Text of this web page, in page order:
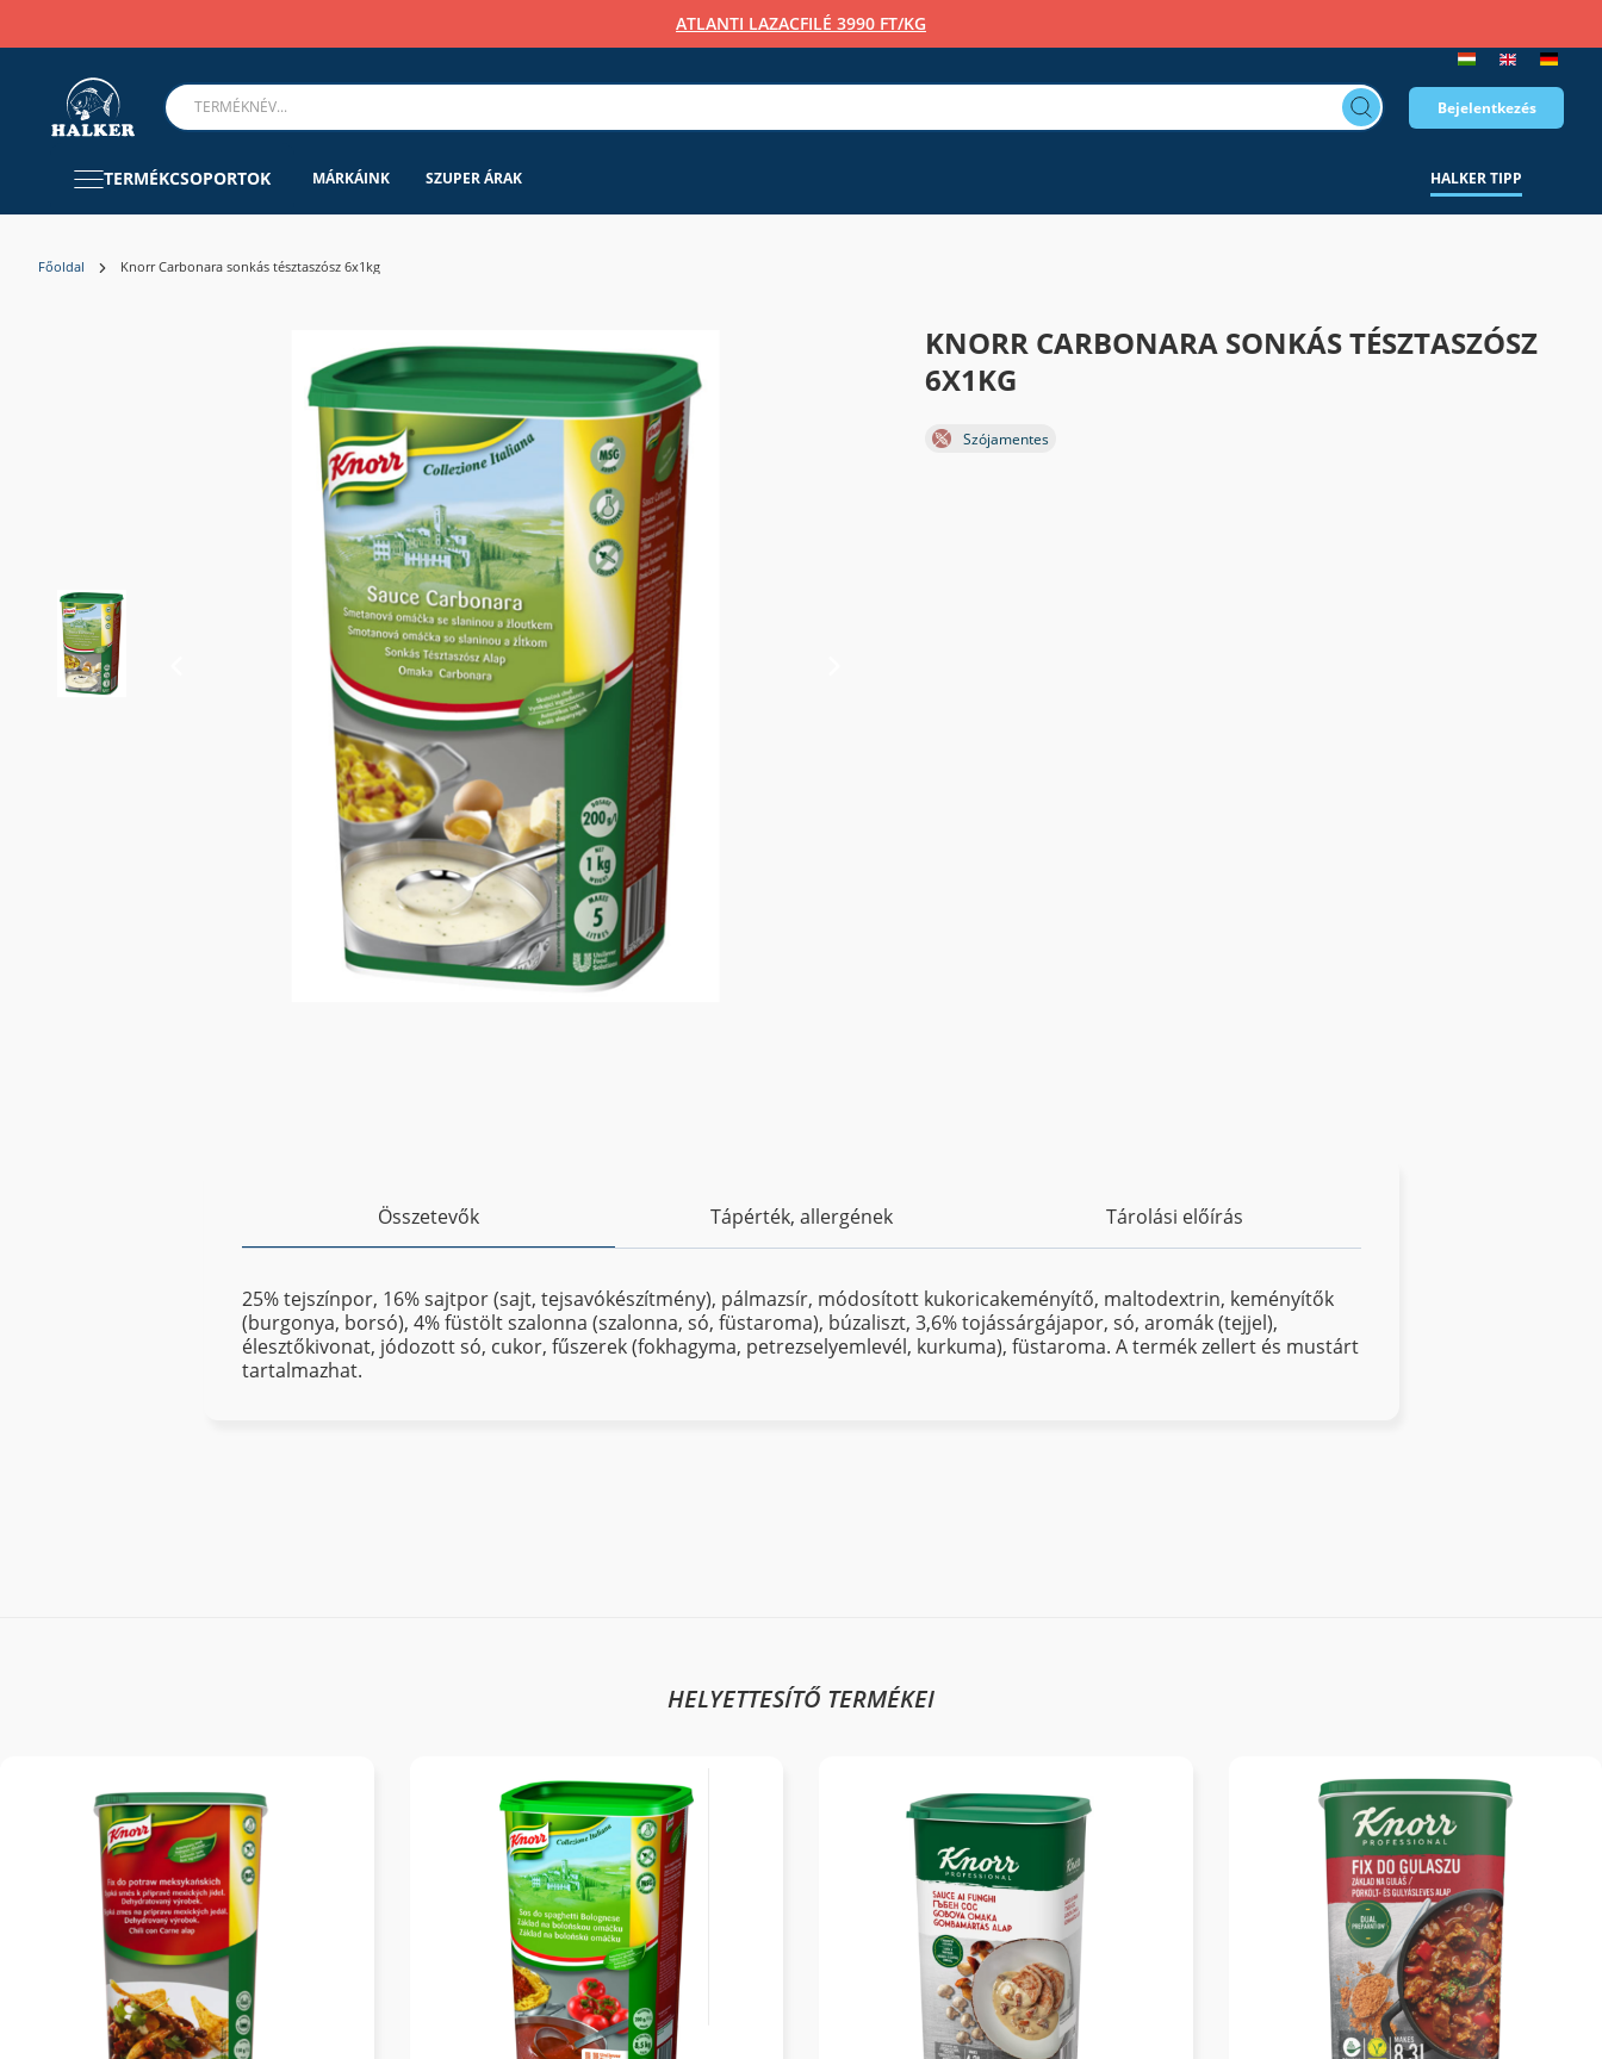
ATLANTI LAZACFILÉ 3990 FT/KG
Bejelentkezés
TERMÉKCSOPORTOK MÁRKÁINK SZUPER ÁRAK HALKER TIPP
Főoldal Knorr Carbonara sonkás tésztaszósz 6x1kg
KNORR CARBONARA SONKÁS TÉSZTASZÓSZ
6X1KG
Szójamentes
Összetevők Tápérték, allergének Tárolási előírás
25% tejszínpor, 16% sajtpor (sajt, tejsavókészítmény), pálmazsír, módosított kukoricakeményítő, maltodextrin, keményítők
(burgonya, borsó), 4% füstölt szalonna (szalonna, só, füstaroma), búzaliszt, 3,6% tojássárgájapor, só, aromák (tejjel),
élesztőkivonat, jódozott só, cukor, fűszerek (fokhagyma, petrezselyemlevél, kurkuma), füstaroma. A termék zellert és mustárt
tartalmazhat.
HELYETTESÍTŐ TERMÉKEI